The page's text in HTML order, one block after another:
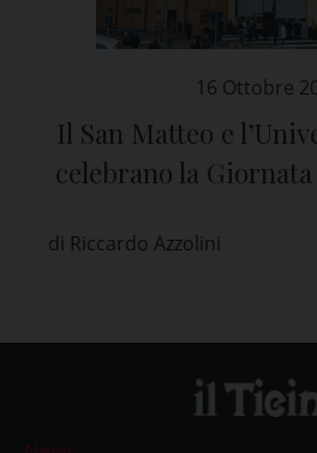
16 Ottobre
Il San Matteo e
celebrano la Giornata
di Riccardo Azzolini